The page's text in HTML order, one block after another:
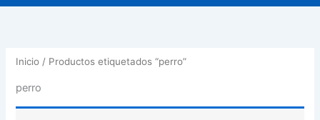
Inicio / Productos etiquetados “perro”
perro